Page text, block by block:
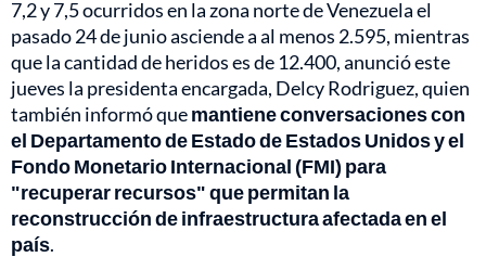
7,2 y 7,5 ocurridos en la zona norte de Venezuela el
pasado 24 de junio asciende a al menos 2.595, mientras
que la cantidad de heridos es de 12.400, anunció este
jueves la presidenta encargada, Delcy Rodriguez, quien
también informó quemantiene conversaciones con
el Departamento de Estado de Estados Unidos y el
Fondo Monetario Internacional (FMI) para
"recuperar recursos" que permitan la
reconstrucción de infraestructura afectada en el
país.